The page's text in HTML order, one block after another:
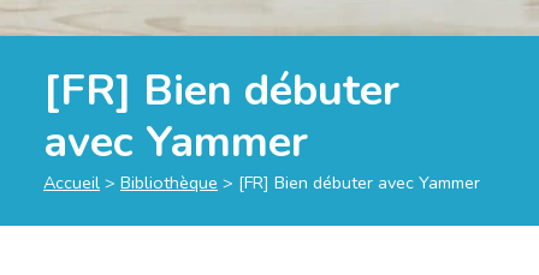
[FR] Bien débuter
avec Yammer
Accueil > Bibliothèque > [FR] Bien débuter avec Yammer